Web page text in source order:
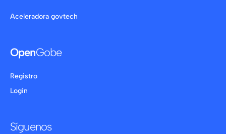
Aceleradora govtech
OpenGobe
Registro
Login
Síguenos